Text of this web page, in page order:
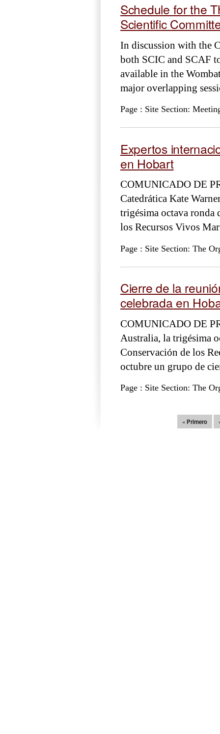
Schedule for the
Scientific
In discussion with the
both SCIC and SCAF
available in the
major overlapping
Page : Site Section:
Expertos
en Hobart
COMUNICADO DE
Catedrática Kate
trigésima octava ronda
los Recursos Vivos
Page : Site Section: The
Cierre de la
celebrada en
COMUNICADO DE
Australia, la trigésima
Conservación de los
octubre un grupo de
Page : Site Section: The
« Primero